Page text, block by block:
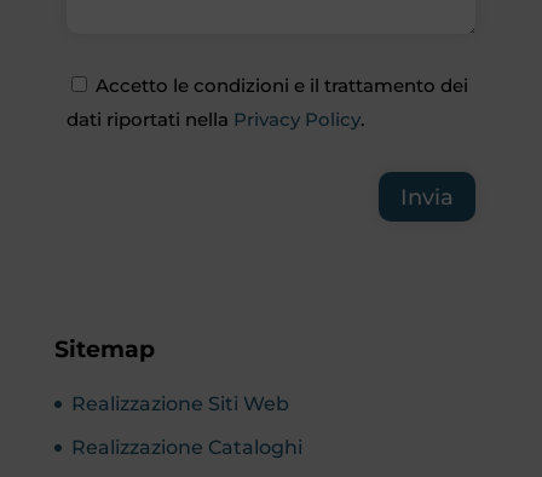
Accetto le condizioni e il trattamento dei
dati riportati nella Privacy Policy.
Invia
Sitemap
Realizzazione Siti Web
Realizzazione Cataloghi